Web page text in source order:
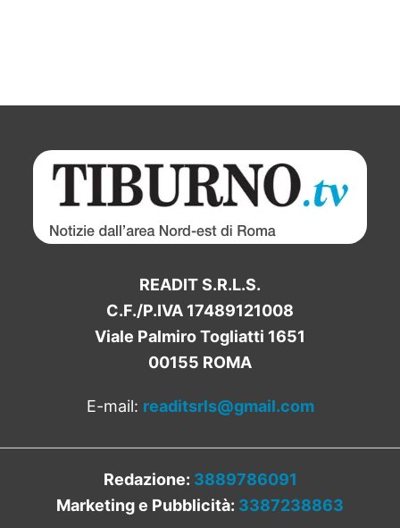
READIT S.R.L.S.
C.F./P.IVA 17489121008
Viale Palmiro Togliatti 1651
00155 ROMA
E-mail: readitsrls@gmail.com
Redazione: 3889786091
Marketing e Pubblicità: 3387238863